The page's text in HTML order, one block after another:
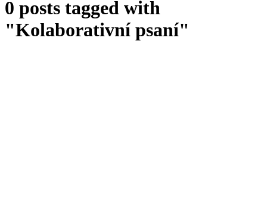
0 posts tagged with
"Kolaborativní psaní"